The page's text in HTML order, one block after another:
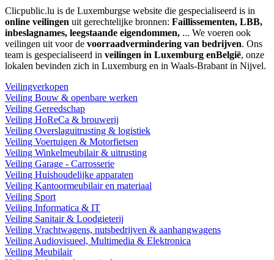
Clicpublic.lu is de Luxemburgse website die gespecialiseerd is in
online veilingen uit gerechtelijke bronnen: Faillissementen, LBB,
inbeslagnames, leegstaande eigendommen, ... We voeren ook
veilingen uit voor de voorraadvermindering van bedrijven. Ons
team is gespecialiseerd in veilingen in Luxemburg enBelgië, onze
lokalen bevinden zich in Luxemburg en in Waals-Brabant in Nijvel.
Veilingverkopen
Veiling Bouw & openbare werken
Veiling Gereedschap
Veiling HoReCa & brouwerij
Veiling Overslaguitrusting & logistiek
Veiling Voertuigen & Motorfietsen
Veiling Winkelmeubilair & uitrusting
Veiling Garage - Carrosserie
Veiling Huishoudelijke apparaten
Veiling Kantoormeubilair en materiaal
Veiling Sport
Veiling Informatica & IT
Veiling Sanitair & Loodgieterij
Veiling Vrachtwagens, nutsbedrijven & aanhangwagens
Veiling Audiovisueel, Multimedia & Elektronica
Veiling Meubilair